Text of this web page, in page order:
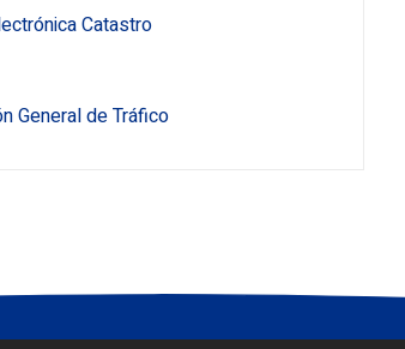
Catastro
General de Tráfico